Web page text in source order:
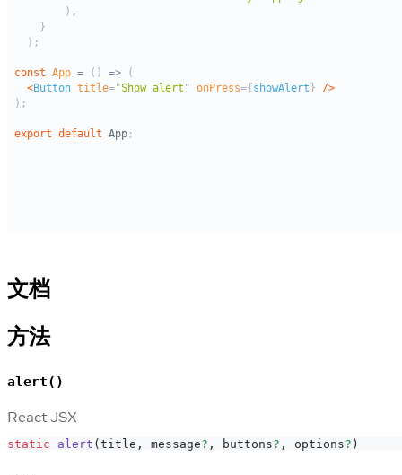
文档
方法
alert()
React JSX
static alert (title , message? , buttons? , options? )